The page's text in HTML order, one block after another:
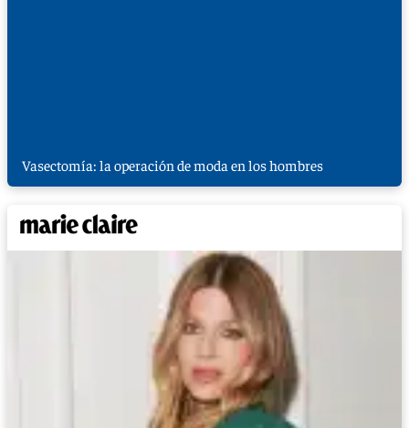
Vasectomía: la operación de moda en los hombres